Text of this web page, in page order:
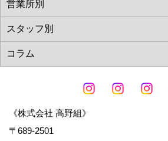
《株式会社 高野組》
〒689-2501